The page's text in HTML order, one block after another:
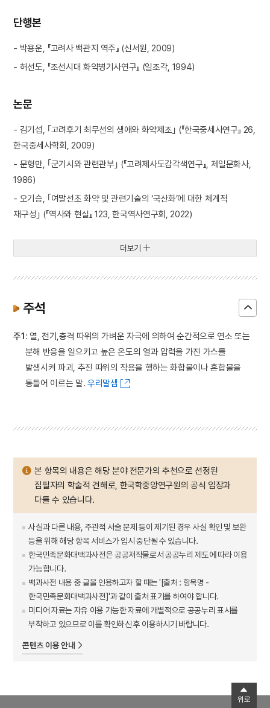
단행본
- 박용운, 『고려사 백관지 역주』 (신서원, 2009)
- 허선도, 『조선시대 화약병기사연구』 (일조각, 1994)
논문
- 김기섭, ｢고려후기 최무선의 생애와 화약제조｣ (『한국중세사연구』 26,
한국중세사학회, 2009)
- 문형만, ｢군기시와 관련관부｣ (『고려제사도감각색연구』, 제일문화사,
1986)
- 오기승, ｢여말선초 화약 및 관련기술의 ‘국산화’에 대한 체계적
재구성｣ (『역사와 현실』 123, 한국역사연구회, 2022)
더보기
주석
주1: 열, 전기,충격 따위의 가벼운 자극에 의하여 순간적으로 연소 또는
분해 반응을 일으키고 높은 온도의 열과 압력을 가진 가스를
발생시켜 파괴, 추진 따위의 작용을 행하는 화합물이나 혼합물을
통틀어 이르는 말. 우리말샘
본 항목의 내용은 해당 분야 전문가의 추천으로 선정된
집필자의 학술적 견해로, 한국학중앙연구원의 공식 입장과
다를 수 있습니다.
사실과 다른 내용, 주관적 서술 문제 등이 제기된 경우 사실 확인 및 보완
등을 위해 해당 항목 서비스가 임시 중단될 수 있습니다.
한국민족문화대백과사전은 공공저작물로서 공공누리 제도에 따라 이용
가능합니다.
백과사전 내용 중 글을 인용하고자 할 때는 '[출처 : 항목명 -
한국민족문화대백과사전]'과 같이 출처 표기를 하여야 합니다.
미디어 자료는 자유 이용 가능한 자료에 개별적으로 공공누리 표시를
부착하고 있으므로 이를 확인하신 후 이용하시기 바랍니다.
콘텐츠 이용 안내
위로